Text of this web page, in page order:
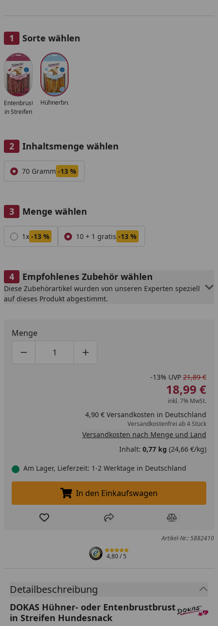
Sorte wählen
Alle anzeigen (2)
Entenbrust
in Streifen
Hühnerbruststreifen
Inhaltsmenge wählen
Alle anzeigen (1)
70 Gramm -13 %
Menge wählen
Alle anzeigen (2)
1x -13 % 10 + 1 gratis -13 %
Empfohlenes Zubehör wählen
Diese Zubehörartikel wurden von unseren Experten speziell
auf dieses Produkt abgestimmt.
Menge
Produktmenge um eins verringern
Produktmenge manuell eingeben
Produktmenge um eins erhöhen
-13% UVP 21,89 €
18,99 €
inkl. 7% MwSt.
4,90 € Versandkosten in Deutschland
Versandkostenfrei ab 4 Stück
Versandkosten nach Menge und Land
Inhalt: 0,77 kg (24,66 €/kg)
Am Lager, Lieferzeit: 1-2 Werktage in Deutschland
In den Einkaufswagen legen
In den Einkaufswagen
Produkt zur Wunschliste hinzufügen
Teilen Produkt
Artikel-Nr.: 5882410
4,80/ 5
Detailbeschreibung
DOKAS Hühner- oder Entenbrustbrust
in Streifen Hundesnack